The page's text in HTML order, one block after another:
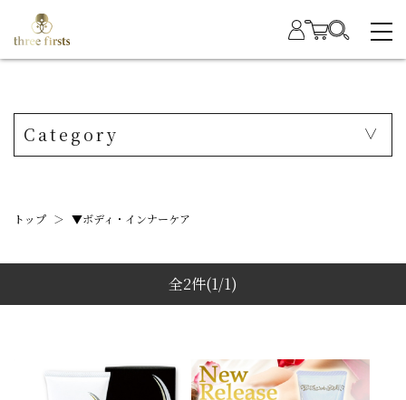
Category
トップ ＞ ▼ボディ・インナーケア
全2件(1/1)